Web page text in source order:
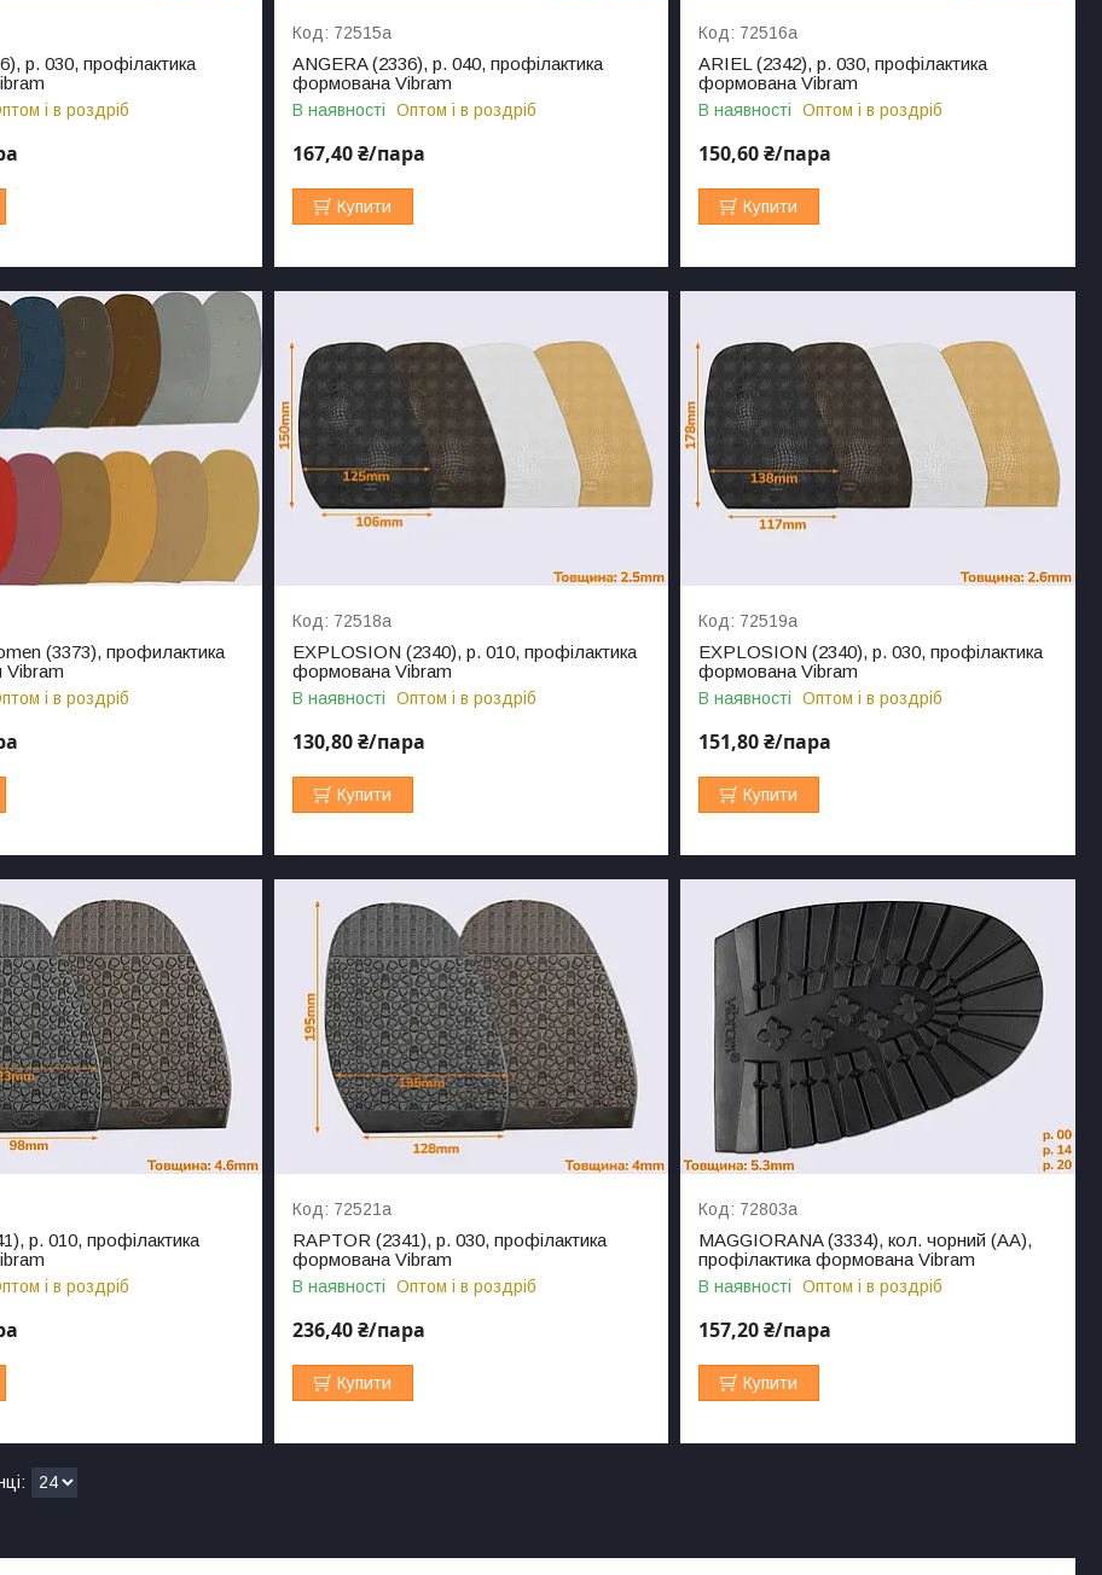
р. 030, профілактика
і в роздріб
72515а
ANGERA (2336), р. 040, профілактика
формована Vibram
В наявності Оптом і в роздріб
167,40 ₴/пара
Купити
72516а
ARIEL (2342), р. 030, профілактика
формована Vibram
В наявності Оптом і в роздріб
150,60 ₴/пара
Купити
(3373), профилактика
і в роздріб
72518а
EXPLOSION (2340), р. 010, профілактика
формована Vibram
В наявності Оптом і в роздріб
130,80 ₴/пара
Купити
72519а
EXPLOSION (2340), р. 030, профілактика
формована Vibram
В наявності Оптом і в роздріб
151,80 ₴/пара
Купити
р. 010, профілактика
і в роздріб
72521а
RAPTOR (2341), р. 030, профілактика
формована Vibram
В наявності Оптом і в роздріб
236,40 ₴/пара
Купити
72803а
MAGGIORANA (3334), кол. чорний (AА),
профілактика формована Vibram
В наявності Оптом і в роздріб
157,20 ₴/пара
Купити